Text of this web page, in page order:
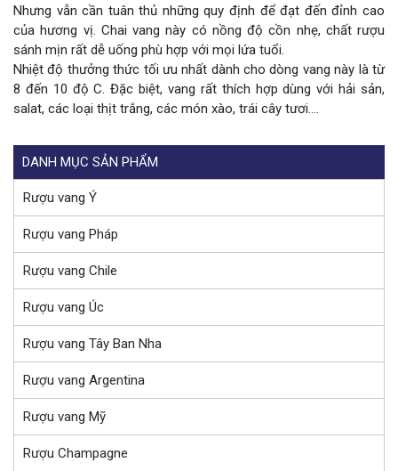
Nhưng vẫn cần tuân thủ những quy định để đạt đến đỉnh cao
của hương vị. Chai vang này có nồng độ cồn nhẹ, chất rượu
sánh mịn rất dễ uống phù hợp với mọi lứa tuổi.
Nhiệt độ thưởng thức tối ưu nhất dành cho dòng vang này là từ
8 đến 10 độ C. Đặc biệt, vang rất thích hợp dùng với hải sản,
salat, các loại thịt trắng, các món xào, trái cây tươi….
DANH MỤC SẢN PHẨM
Rượu vang Ý
Rượu vang Pháp
Rượu vang Chile
Rượu vang Úc
Rượu vang Tây Ban Nha
Rượu vang Argentina
Rượu vang Mỹ
Rượu Champagne